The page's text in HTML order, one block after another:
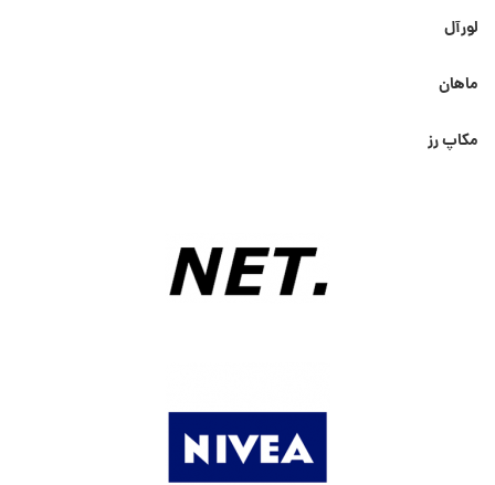
لورآل
ماهان
مکاپ رز